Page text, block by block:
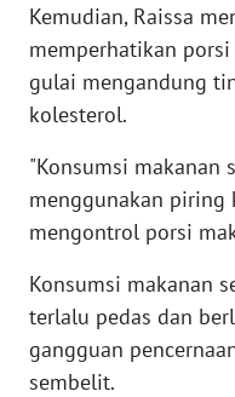
Kemudian, Raissa
memperhatikan
gulai mengandung
kolesterol.
"Konsumsi makanan
menggunakan piring
mengontrol porsi
Konsumsi makanan
terlalu pedas dan
gangguan
sembelit.
RIAU
WN
SERAMBI
WN
JAMBI
SULTRA
WN
NTB